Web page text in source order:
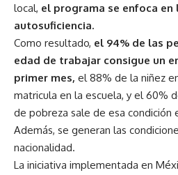
local, el programa se enfoca
autosuficiencia.
Como resultado, el 94% de las
edad de trabajar consigue un
primer mes, el 88% de la niñez
matricula en la escuela, y el 60%
de pobreza sale de esa condición
Además, se generan las
nacionalidad.
La iniciativa implementada en